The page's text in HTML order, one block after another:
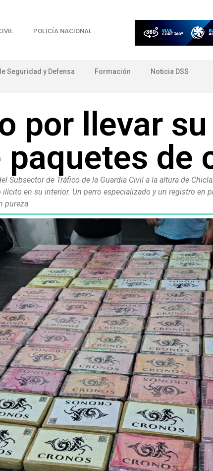
POLICÍA NACIONAL
Seguridad y Defensa Formación Noticia DSS
por llevar
paquetes de
Subsector de Tráfico de la Guardia Civil a la altura de
en su interior. Un perro especializado y un registro en
pureza